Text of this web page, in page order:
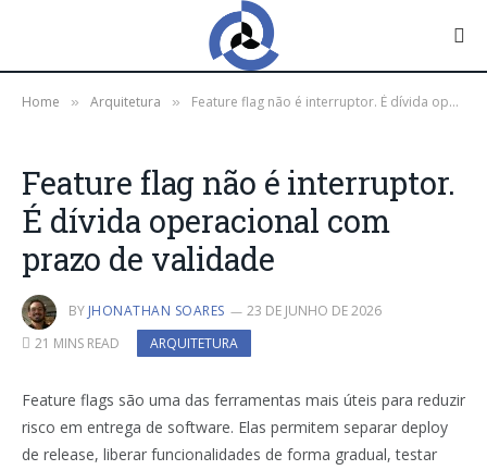
Home » Arquitetura » Feature flag não é interruptor. É dívida operacional com prazo de validade
Feature flag não é interruptor.
É dívida operacional com
prazo de validade
BY JHONATHAN SOARES
23 DE JUNHO DE 2026
21 MINS READ
ARQUITETURA
Feature flags são uma das ferramentas mais úteis para reduzir
risco em entrega de software. Elas permitem separar deploy
de release, liberar funcionalidades de forma gradual, testar